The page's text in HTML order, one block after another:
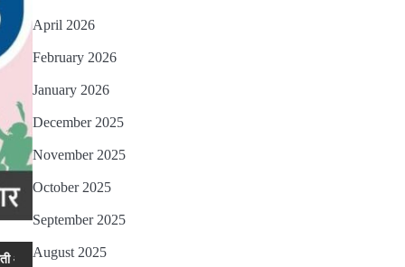
नीरज कुमार भी हुए सम्मानित
April 2026
February 2026
January 2026
December 2025
November 2025
October 2025
September 2025
August 2025